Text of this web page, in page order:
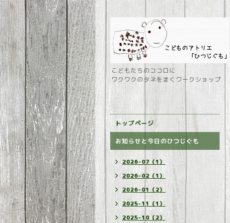
こどもたちのココロに
ワクワクのタネをまくワークショップ
トップページ
お知らせと今日のひつじぐも
2026-07（1）
2026-02（1）
2026-01（2）
2025-11（1）
2025-10（2）